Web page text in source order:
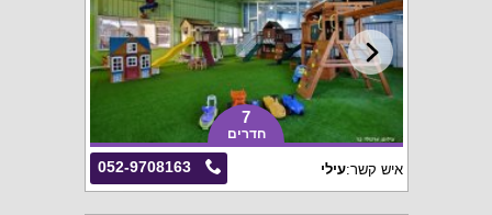
7
חדרים
052-9708163 איש קשר:עילי